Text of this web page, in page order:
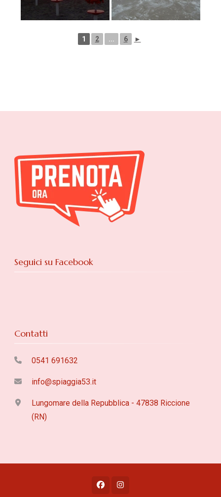
1 2 ... 6 ►
Seguici su Facebook
Contatti
0541 691632
info@spiaggia53.it
Lungomare della Repubblica - 47838 Riccione
(RN)